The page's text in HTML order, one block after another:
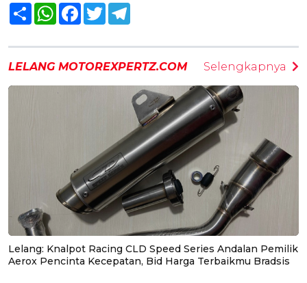
Share WhatsAppFacebook
Twitter
LELANG MOTOREXPERTZ.COM Selengkapnya
Lelang: Knalpot Racing CLD Speed Series Andalan Pemilik
Aerox Pencinta Kecepatan, Bid Harga Terbaikmu Bradsis